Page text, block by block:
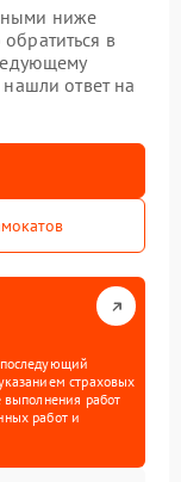
ниже
в
ответ на
последующий
страховых
выполнения работ
работ и